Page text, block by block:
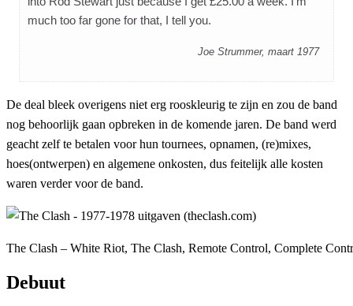
much too far gone for that, I tell you.
Joe Strummer, maart 1977
De deal bleek overigens niet erg rooskleurig te zijn en zou de band
nog behoorlijk gaan opbreken in de komende jaren. De band werd
geacht zelf te betalen voor hun tournees, opnamen, (re)mixes,
hoes(ontwerpen) en algemene onkosten, dus feitelijk alle kosten
waren verder voor de band.
The Clash – White Riot, The Clash, Remote Control, Complete
Debuut